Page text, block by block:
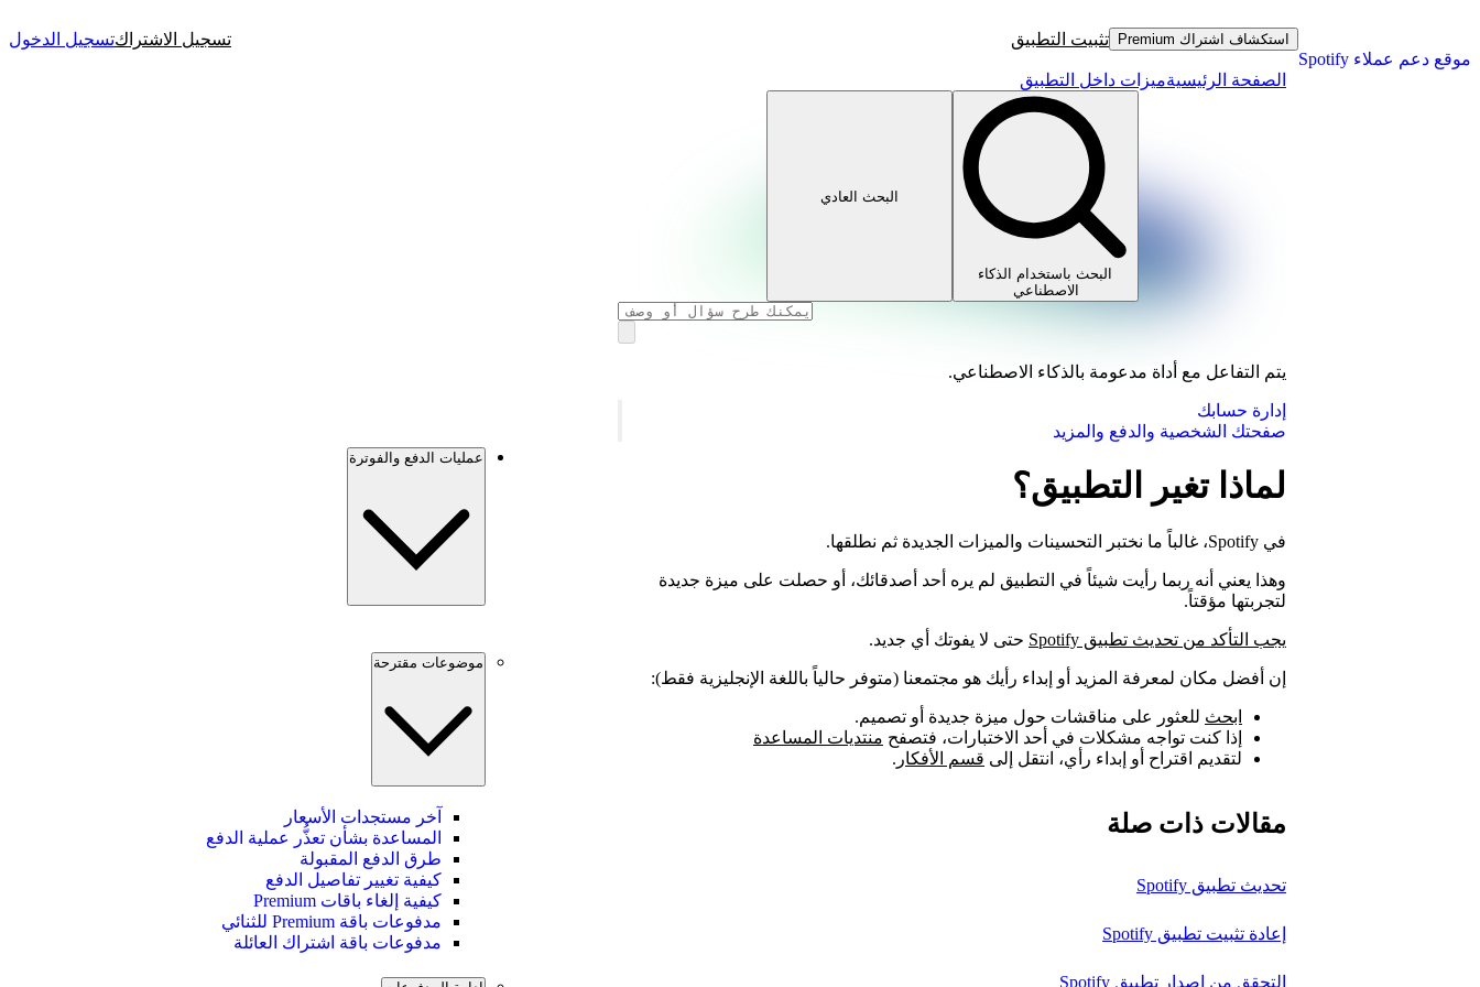
موقع دعم عملاء Spotify
استكشاف اشتراك Premium تثبيت التطبيق تسجيل الاشتراكتسجيل الدخول
الصفحة الرئيسيةميزات داخل التطبيق
البحث باستخدام الذكاء
الاصطناعي
البحث العادي
يتم التفاعل مع أداة مدعومة بالذكاء الاصطناعي.
إدارة حسابك
صفحتك الشخصية والدفع والمزيد
لماذا تغير التطبيق؟
في Spotify، غالباً ما نختبر التحسينات والميزات الجديدة ثم نطلقها.
وهذا يعني أنه ربما رأيت شيئاً في التطبيق لم يره أحد أصدقائك، أو حصلت على ميزة جديدة
لتجربتها مؤقتاً.
يجب التأكد من تحديث تطبيق Spotify حتى لا يفوتك أي جديد.
إن أفضل مكان لمعرفة المزيد أو إبداء رأيك هو مجتمعنا (متوفر حالياً باللغة الإنجليزية فقط):
ابحث للعثور على مناقشات حول ميزة جديدة أو تصميم.
إذا كنت تواجه مشكلات في أحد الاختبارات، فتصفح منتديات المساعدة
لتقديم اقتراح أو إبداء رأي، انتقل إلى قسم الأفكار .
مقالات ذات صلة
تحديث تطبيق Spotify
إعادة تثبيت تطبيق Spotify
التحقق من إصدار تطبيق Spotify
عمليات الدفع والفوترة
موضوعات مقترحة
آخر مستجدات الأسعار
المساعدة بشأن تعذُّر عملية الدفع
طرق الدفع المقبولة
كيفية تغيير تفاصيل الدفع
كيفية إلغاء باقات Premium
مدفوعات باقة Premium للثنائي
مدفوعات باقة اشتراك العائلة